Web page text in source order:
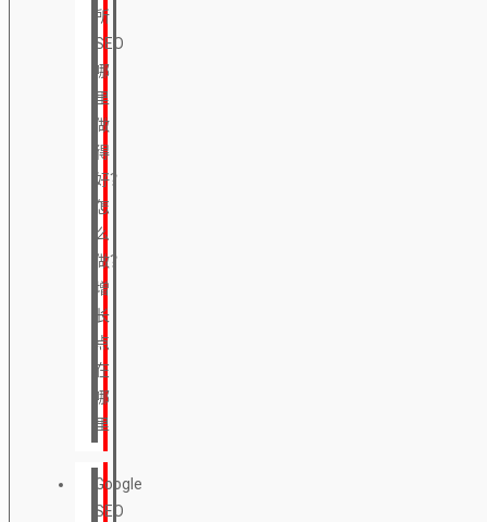
所
SEO
哪
里
做
得
好？
怎
么
做？
增
长
点
在
哪
里
Google
SEO